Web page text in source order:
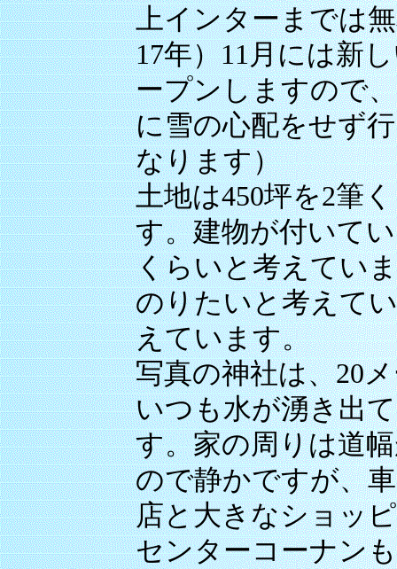
上インターまでは
17年）11月には新
ープンしますので
に雪の心配をせず
なります）
土地は450坪を2筆
す。建物が付いて
くらいと考えてい
のりたいと考えて
えています。
写真の神社は、20
いつも水が湧き出
す。家の周りは道
ので静かですが、
店と大きなショッ
センターコーナン